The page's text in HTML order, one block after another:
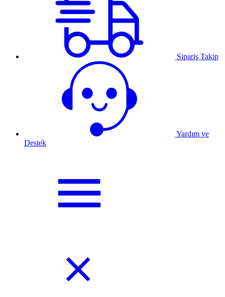
Sipariş Takip
Yardım ve
Destek